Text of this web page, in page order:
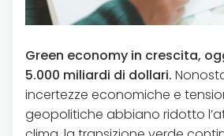
Green economy in crescita,
5.000 miliardi di dollari.
incertezze economiche e
geopolitiche abbiano ridotto